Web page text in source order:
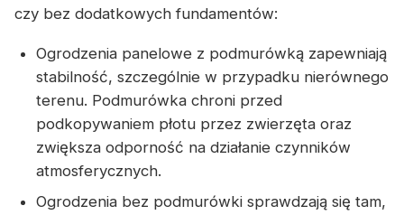
czy bez dodatkowych fundamentów:
Ogrodzenia panelowe z podmurówką zapewniają
stabilność, szczególnie w przypadku nierównego
terenu. Podmurówka chroni przed
podkopywaniem płotu przez zwierzęta oraz
zwiększa odporność na działanie czynników
atmosferycznych.
Ogrodzenia bez podmurówki sprawdzają się tam,